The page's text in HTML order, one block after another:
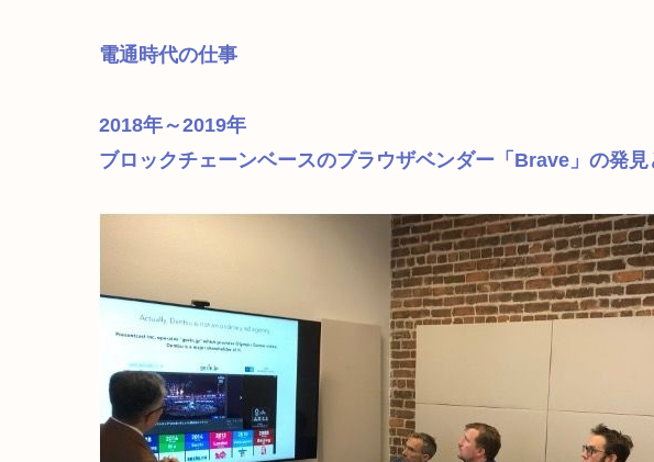
電通時代の仕事
2018年～2019年
ブロックチェーンベースのブラウザベンダー「Brave」の発見